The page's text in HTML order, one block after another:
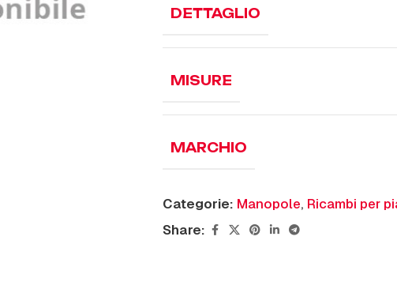
DETTAGLIO
MISURE
MARCHIO
Categorie: Manopole, Ricambi per
Share: